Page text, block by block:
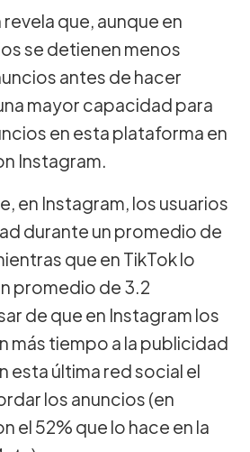
que, aunque en
se detienen menos
antes de hacer
mayor capacidad para
en esta plataforma en
Instagram.
en Instagram, los usuarios
durante un promedio de
que en TikTok lo
promedio de 3.2
de que en Instagram los
más tiempo a la publicidad
esta última red social el
los anuncios (en
el 52% que lo hace en la